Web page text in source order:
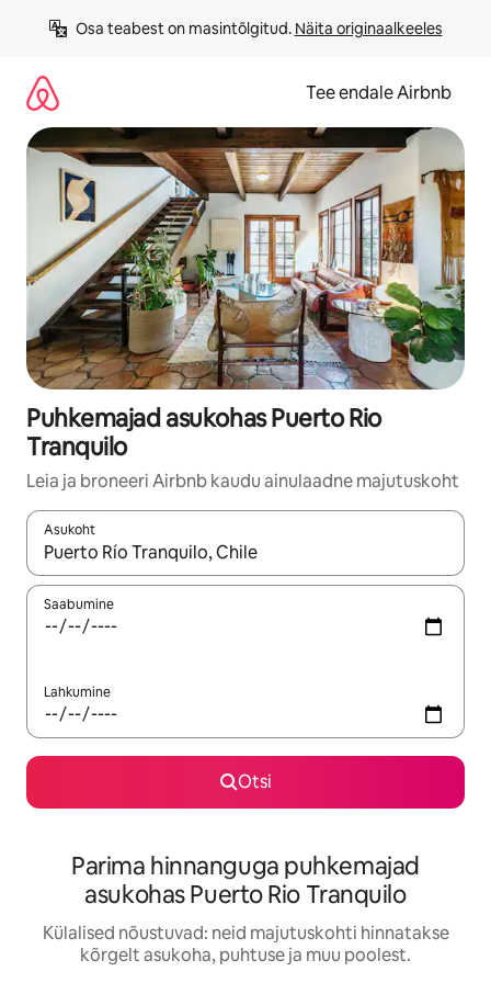
Osa teabest on masintõlgitud. Näita originaalkeeles
Tee endale Airbnb
Puhkemajad asukohas Puerto Rio
Tranquilo
Leia ja broneeri Airbnb kaudu ainulaadne majutuskoht
Asukoht
Kui tulemused on kuvatud, liigu ekraanil nooleklahvidega või
Saabumine
Lahkumine
Otsi
Parima hinnanguga puhkemajad
asukohas Puerto Rio Tranquilo
Külalised nõustuvad: neid majutuskohti hinnatakse
kõrgelt asukoha, puhtuse ja muu poolest.